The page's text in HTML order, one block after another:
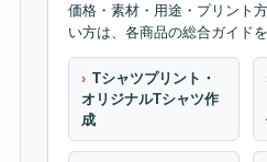
価格・素材・用途・プリント
い方は、各商品の総合ガイド
Tシャツプリント・
オリジナルTシャツ作
成